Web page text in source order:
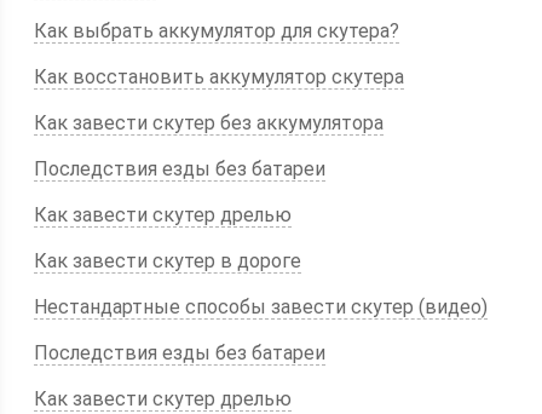
Как выбрать аккумулятор для скутера?
Как восстановить аккумулятор скутера
Как завести скутер без аккумулятора
Последствия езды без батареи
Как завести скутер дрелью
Как завести скутер в дороге
Нестандартные способы завести скутер (видео)
Последствия езды без батареи
Как завести скутер дрелью